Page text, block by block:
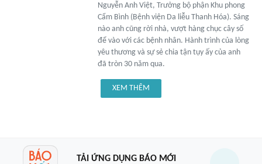
Nguyễn Anh Việt, Trưởng bộ phận Khu phong
Cẩm Bình (Bệnh viện Da liễu Thanh Hóa). Sáng
nào anh cũng rời nhà, vượt hàng chục cây số
để vào với các bệnh nhân. Hành trình của lòng
yêu thương và sự sẻ chia tận tụy ấy của anh
đã tròn 30 năm qua.
XEM THÊM
TẢI ỨNG DỤNG BÁO MỚI